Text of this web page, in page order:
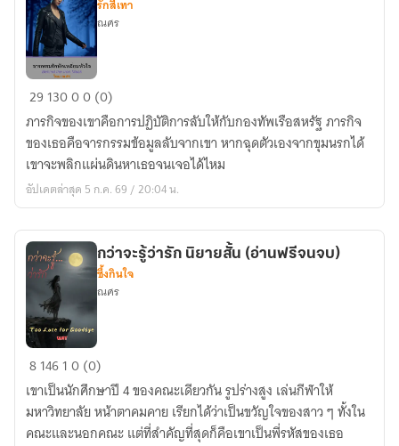
จาร
กรรม
รัก
หักเห
ลี่
ยม
(จบ)
รักสีเทา
ณศร
29 13000 (0)
ภารกิจของเขาคือการปฏิบัติการลับให้กับกองทัพเรือสหรัฐ ภารกิจ
ของเธอคือจารกรรมข้อมูลลับจากเขา หากฉุดตัวเองจากขุมนรกได้
เขาจะพลิกแผ่นดินหาเธอจนเจอได้ไหม
อัปเดตล่าสุด 5 ก.ค. 69 / 20:04 น.
กว่า
รู้
ว่า
กว่าจะรู้ว่ารัก นิยายสั้น (อ่านฟรีจนจบ)
ซึ้งกินใจ
ณศร
814610 (0)
เขาเป็นนักศึกษาปี 4 ของคณะเดียวกัน รูปร่างสูง เล่นกีฬาให้
มหาวิทยาลัย หน้าตาคมคาย เรียกได้ว่าเป็นขวัญใจของสาว ๆ ทั้งใน
คณะและนอกคณะ แต่ที่สำคัญที่สุดก็คือเขาเป็นพี่รหัสของเธอ